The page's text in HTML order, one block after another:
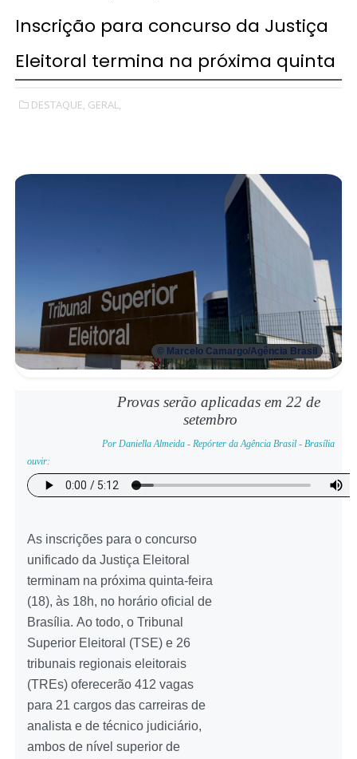
Inscrição para concurso da Justiça
Eleitoral termina na próxima quinta
DESTAQUE, GERAL,
© Marcelo Camargo/Agência Brasil
Provas serão aplicadas em 22 de
setembro
Por Daniella Almeida - Repórter da Agência Brasil - Brasília
ouvir:
As inscrições para o concurso
unificado da Justiça Eleitoral
terminam na próxima quinta-feira
(18), às 18h, no horário oficial de
Brasília. Ao todo, o Tribunal
Superior Eleitoral (TSE) e 26
tribunais regionais eleitorais
(TREs) oferecerão 412 vagas
para 21 cargos das carreiras de
analista e de técnico judiciário,
ambos de nível superior de